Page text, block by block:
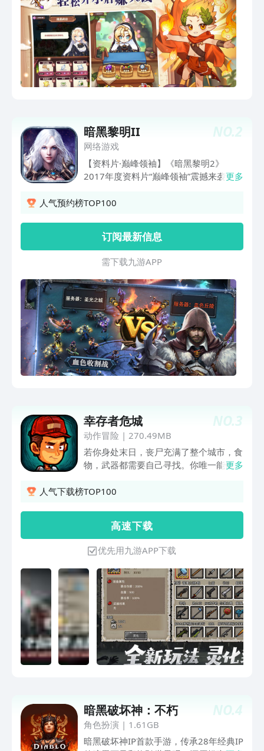
NO.2
暗黑黎明II
网络游戏
【资料片·巅峰领袖】《暗黑黎明2》
2017年度资料片“巅峰领袖”震撼来袭！界
能！单枪匹马，独闯试炼“勇者之塔”！跨
之战谁登王者，暗黑大陆又将掀起怎样的
波澜？巅峰领袖，等你来战！
更多
人气预约榜TOP100
订阅最新信息
需 下 载 九 游 A P P
NO.3
幸存者危城
动作冒险 | 270.49MB
若你身处末日，丧尸充满了整个城市，食
物，武器都需要自己寻找。你唯一能做的
这座城市。《幸存者-危城》是以僵尸屠
日世界里需要收集资源、建造安全屋，制
作道具用以抵御僵尸。没有主线剧情，随
机资源物品，僵尸刷新，NPC偶遇，谁知
道下一刻会发生什么。
更多
人气下载榜TOP100
高 速 下 载
优先用九游APP下载
NO.4
暗黑破坏神：不朽
角色扮演 | 1.61GB
暗黑破坏神IP首款手游，传承28年经典IP